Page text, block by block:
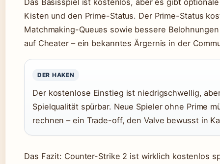
Kisten und den Prime-Status. Der Prime-Status
Matchmaking-Queues sowie bessere
auf Cheater – ein bekanntes Ärgernis in der
DER HAKEN
Der kostenlose Einstieg ist niedrigschwellig,
Spielqualität spürbar. Neue Spieler ohne Prime
rechnen – ein Trade-off, den Valve bewusst in
Das Fazit: Counter-Strike 2 ist wirklich kostenlos